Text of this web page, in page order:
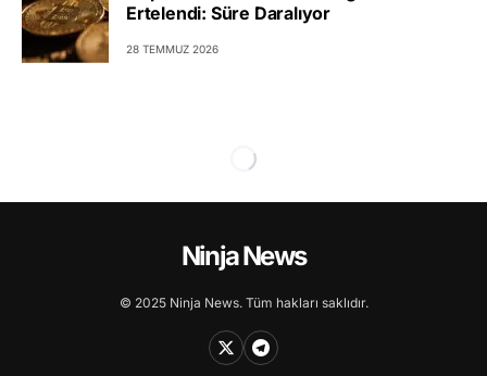
Ertelendi: Süre Daralıyor
28 TEMMUZ 2026
Ninja News
© 2025 Ninja News. Tüm hakları saklıdır.